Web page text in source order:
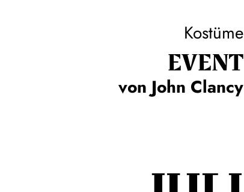
Kostüme
EVENT
von John Clancy